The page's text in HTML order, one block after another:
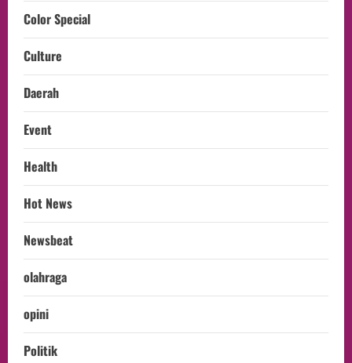
Color Special
Culture
Daerah
Event
Health
Hot News
Newsbeat
olahraga
opini
Politik